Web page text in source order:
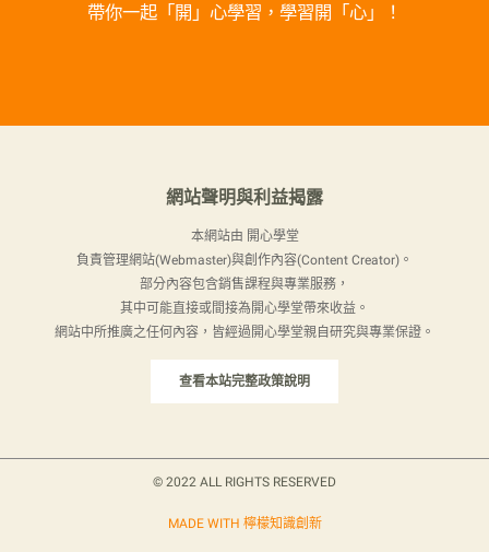
帶你一起「開」心學習，學習開「心」！
網站聲明與利益揭露
本網站由 開心學堂
負責管理網站(Webmaster)與創作內容(Content Creator)。
部分內容包含銷售課程與專業服務，
其中可能直接或間接為開心學堂帶來收益。
網站中所推廣之任何內容，皆經過開心學堂親自研究與專業保證。
查看本站完整政策說明
© 2022 ALL RIGHTS RESERVED​
MADE WITH 檸檬知識創新